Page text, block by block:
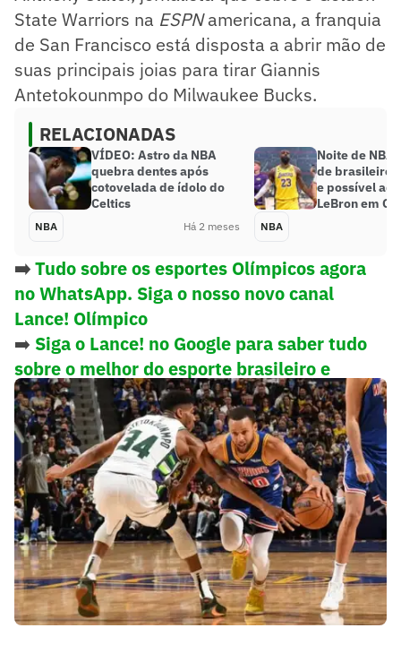
State Warriors na ESPNamericana, a franquia
de San Francisco está disposta a abrir mão de
suas principais joias para tirar Giannis
Antetokounmpo do Milwaukee Bucks.
RELACIONADAS
VÍDEO: Astro da NBA
quebra dentes após
cotovelada de ídolo do
Celtics
NBA Há 2 meses
Noite de NBA
de brasileiro,
e possível
LeBron em
NBA
➡️Tudo sobre os esportes Olímpicos agora
no WhatsApp. Siga o nosso novo canal
Lance! Olímpico
➡️ Siga o Lance! no Google para saber tudo
sobre o melhor do esporte brasileiro e
mundial